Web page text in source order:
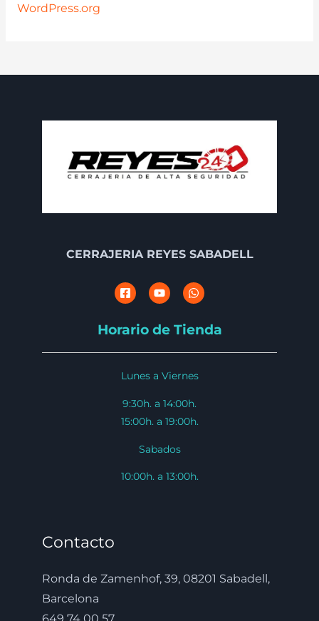
WordPress.org
CERRAJERIA REYES SABADELL
Horario de Tienda
Lunes a Viernes
9:30h. a 14:00h.
15:00h. a 19:00h.
Sabados
10:00h. a 13:00h.
Contacto
Ronda de Zamenhof, 39, 08201 Sabadell,
Barcelona
649 74 00 57